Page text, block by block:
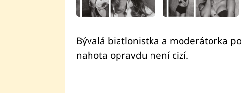
Bývalá biatlonistka a moderátorka
nahota opravdu není cizí.